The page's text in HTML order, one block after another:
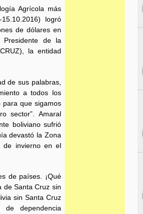
Agrícola más
logró
de dólares en
Presidente de la
la entidad
de sus palabras,
a todos los
para que sigamos
sector”. Amaral
boliviano sufrió
devastó la Zona
de invierno en el
de países. ¡Qué
de Santa Cruz sin
sin Santa Cruz
dependencia